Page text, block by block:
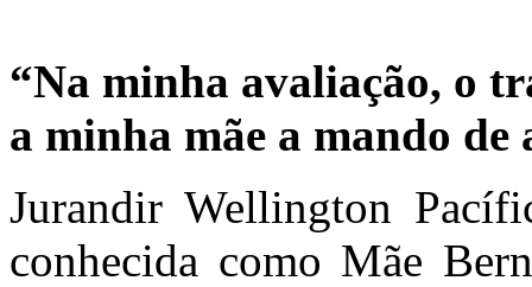
“Na minha avaliação, o
a minha mãe a mando
Jurandir Wellington
conhecida como Mãe